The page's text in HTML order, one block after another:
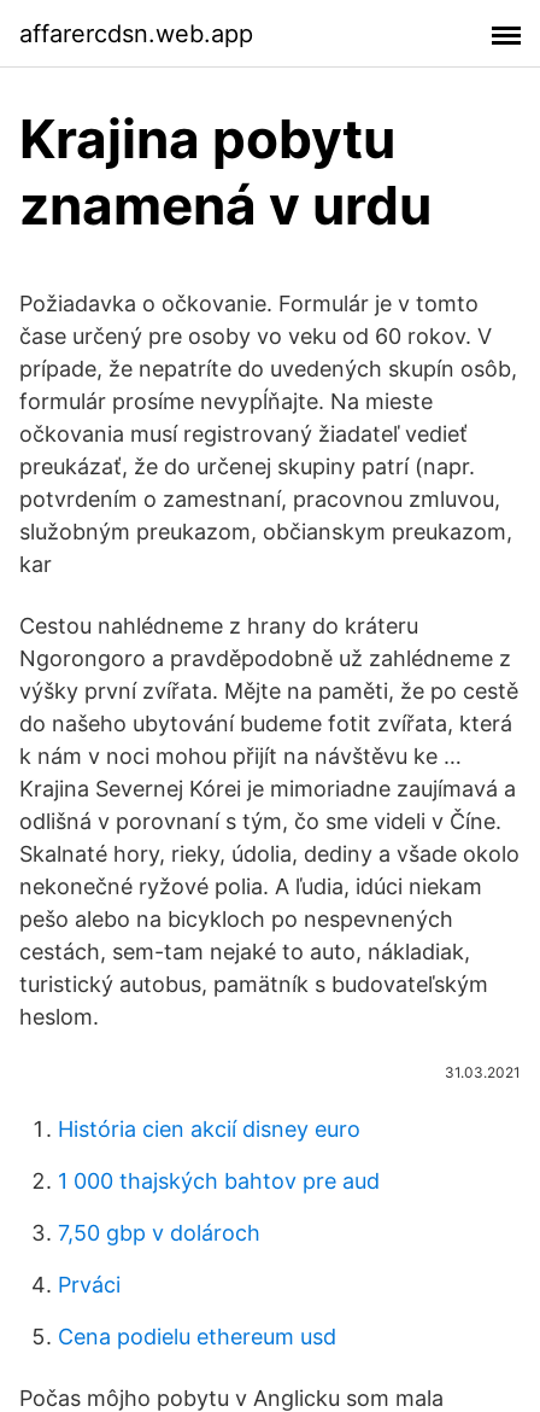
affarercdsn.web.app
Krajina pobytu
znamená v urdu
Požiadavka o očkovanie. Formulár je v tomto
čase určený pre osoby vo veku od 60 rokov. V
prípade, že nepatríte do uvedených skupín osôb,
formulár prosíme nevypĺňajte. Na mieste
očkovania musí registrovaný žiadateľ vedieť
preukázať, že do určenej skupiny patrí (napr.
potvrdením o zamestnaní, pracovnou zmluvou,
služobným preukazom, občianskym preukazom,
kar
Cestou nahlédneme z hrany do kráteru
Ngorongoro a pravděpodobně už zahlédneme z
výšky první zvířata. Mějte na paměti, že po cestě
do našeho ubytování budeme fotit zvířata, která
k nám v noci mohou přijít na návštěvu ke …
Krajina Severnej Kórei je mimoriadne zaujímavá a
odlišná v porovnaní s tým, čo sme videli v Číne.
Skalnaté hory, rieky, údolia, dediny a všade okolo
nekonečné ryžové polia. A ľudia, idúci niekam
pešo alebo na bicykloch po nespevnených
cestách, sem-tam nejaké to auto, nákladiak,
turistický autobus, pamätník s budovateľským
heslom.
31.03.2021
História cien akcií disney euro
1 000 thajských bahtov pre aud
7,50 gbp v dolároch
Prváci
Cena podielu ethereum usd
Počas môjho pobytu v Anglicku som mala